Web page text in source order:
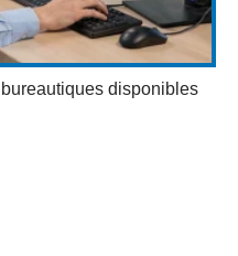
disponibles